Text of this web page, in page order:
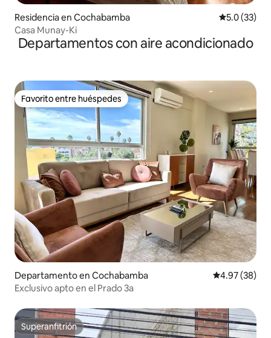
Residencia en Cochabamba Calificación
5.0 (33)
Casa Munay-Ki
Departamentos con aire acondicionado
Favorito entre huéspedes
Favorito entre huéspedes
Departamento en Cochabamba Calificación
4.97 (38)
Exclusivo apto en el Prado 3a
Superanfitrión
Superanfitrión